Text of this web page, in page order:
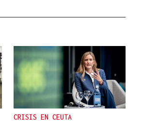
CRISIS EN CEUTA